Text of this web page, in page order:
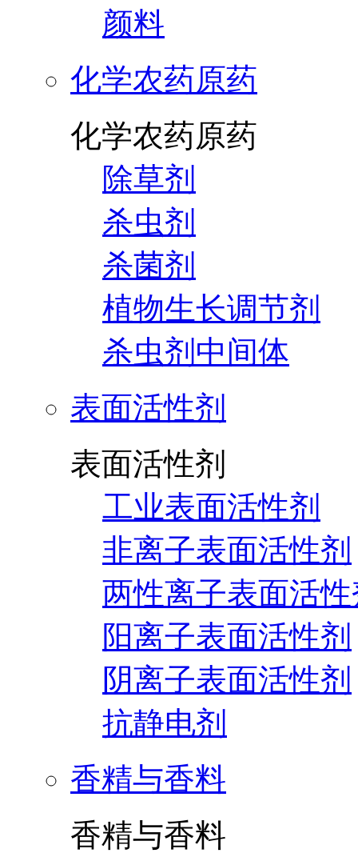
颜料
化学农药原药
化学农药原药
除草剂
杀虫剂
杀菌剂
植物生长调节剂
杀虫剂中间体
表面活性剂
表面活性剂
工业表面活性剂
非离子表面活性剂
两性离子表面活
阳离子表面活性剂
阴离子表面活性剂
抗静电剂
香精与香料
香精与香料